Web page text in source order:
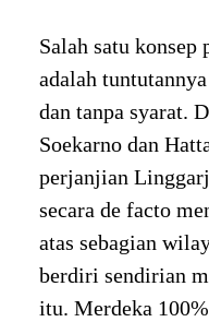
Salah satu
adalah
dan tanpa syarat.
Soekarno dan
perjanjian
secara de facto
atas sebagian
berdiri sendirian
itu. Merdeka